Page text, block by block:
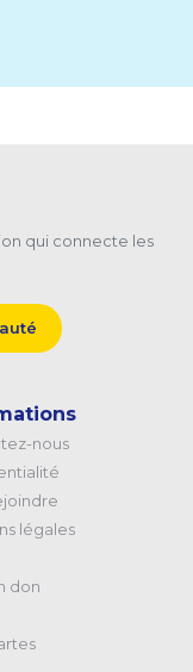
qui connecte les
nous
légales
don